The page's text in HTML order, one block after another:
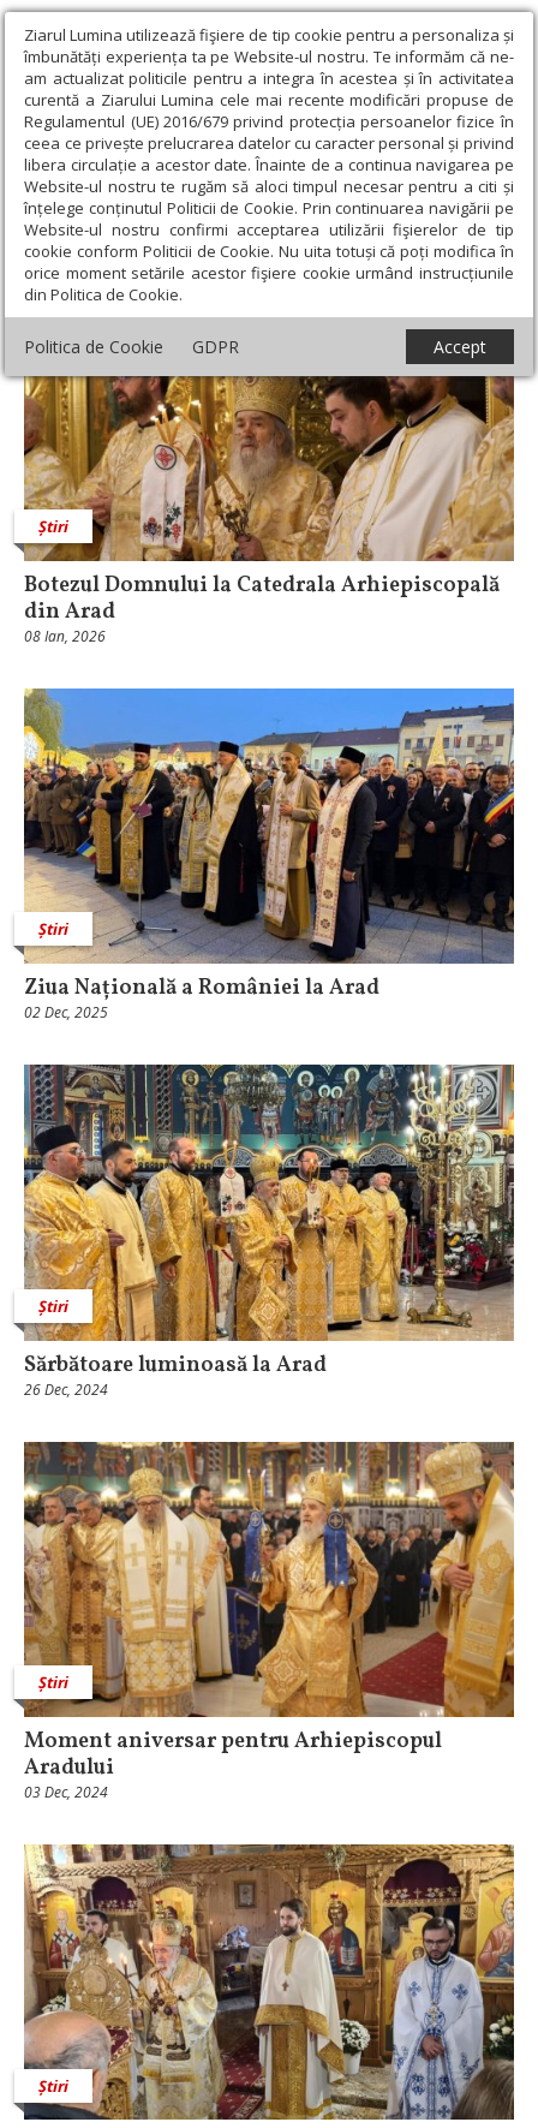
Ziarul Lumina utilizează fişiere de tip cookie pentru a personaliza și
îmbunătăți experiența ta pe Website-ul nostru. Te informăm că ne-
am actualizat politicile pentru a integra în acestea și în activitatea
curentă a Ziarului Lumina cele mai recente modificări propuse de
Regulamentul (UE) 2016/679 privind protecția persoanelor fizice în
ceea ce privește prelucrarea datelor cu caracter personal și privind
libera circulație a acestor date. Înainte de a continua navigarea pe
Website-ul nostru te rugăm să aloci timpul necesar pentru a citi și
înțelege conținutul Politicii de Cookie. Prin continuarea navigării pe
Website-ul nostru confirmi acceptarea utilizării fişierelor de tip
cookie conform Politicii de Cookie. Nu uita totuși că poți modifica în
orice moment setările acestor fişiere cookie urmând instrucțiunile
din Politica de Cookie.
Politica de Cookie GDPR Accept
Ziarul Lumina › Pr. Claudiu Ștefan Condurache
Pr. Claudiu Ștefan Condurache
Știri
Botezul Domnului la Catedrala Arhiepiscopală
din Arad
08 Ian, 2026
Știri
Ziua Națională a României la Arad
02 Dec, 2025
Știri
Sărbătoare luminoasă la Arad
26 Dec, 2024
Știri
Moment aniversar pentru Arhiepiscopul
Aradului
03 Dec, 2024
Știri